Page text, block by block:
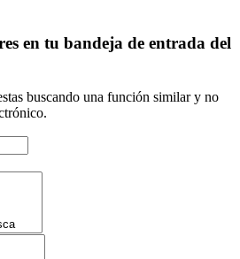
en tu bandeja de entrada del
buscando una función similar y no